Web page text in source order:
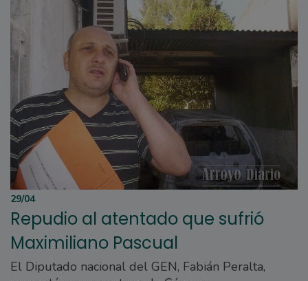
29/04
Repudio al atentado que sufrió
Maximiliano Pascual
El Diputado nacional del GEN, Fabián Peralta,